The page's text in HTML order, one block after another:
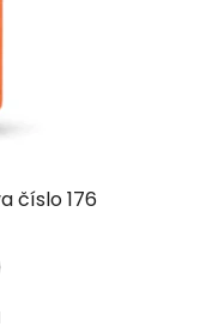
číslo 176